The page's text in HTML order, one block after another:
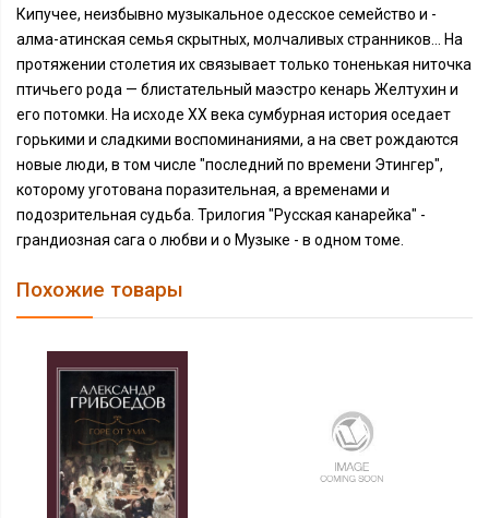
Кипучее, неизбывно музыкальное одесское семейство и -
алма-атинская семья скрытных, молчаливых странников... На
протяжении столетия их связывает только тоненькая ниточка
птичьего рода — блистательный маэстро кенарь Желтухин и
его потомки. На исходе XX века сумбурная история оседает
горькими и сладкими воспоминаниями, а на свет рождаются
новые люди, в том числе "последний по времени Этингер",
которому уготована поразительная, а временами и
подозрительная судьба. Трилогия "Русская канарейка" -
грандиозная сага о любви и о Музыке - в одном томе.
Похожие товары